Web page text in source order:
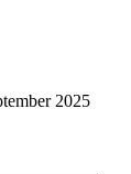
2025